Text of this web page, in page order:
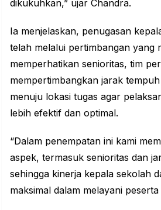
dikukuhkan,” ujar Chandra.
Ia menjelaskan, penugasan
telah melalui pertimbangan yang
memperhatikan senioritas, tim
mempertimbangkan jarak
menuju lokasi tugas agar
lebih efektif dan optimal.
“Dalam penempatan ini kami
aspek, termasuk senioritas dan
sehingga kinerja kepala sekolah
maksimal dalam melayani peserta